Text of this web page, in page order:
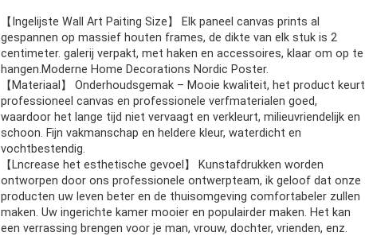
【Ingelijste Wall Art Paiting Size】 Elk paneel canvas prints al
gespannen op massief houten frames, de dikte van elk stuk is 2
centimeter. galerij verpakt, met haken en accessoires, klaar om op te
hangen.Moderne Home Decorations Nordic Poster.
【Materiaal】 Onderhoudsgemak – Mooie kwaliteit, het product keurt
professioneel canvas en professionele verfmaterialen goed,
waardoor het lange tijd niet vervaagt en verkleurt, milieuvriendelijk en
schoon. Fijn vakmanschap en heldere kleur, waterdicht en
vochtbestendig.
【Lncrease het esthetische gevoel】 Kunstafdrukken worden
ontworpen door ons professionele ontwerpteam, ik geloof dat onze
producten uw leven beter en de thuisomgeving comfortabeler zullen
maken. Uw ingerichte kamer mooier en populairder maken. Het kan
een verrassing brengen voor je man, vrouw, dochter, vrienden, enz.